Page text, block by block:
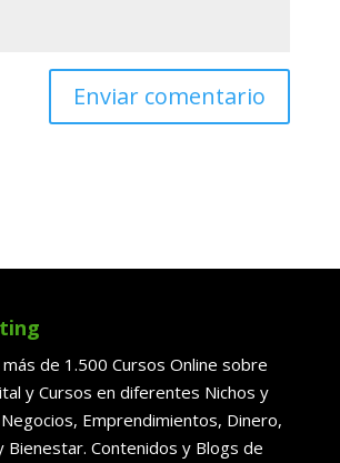
Enviar comentario
más de 1.500 Cursos Online sobre
y Cursos en diferentes Nichos y
Emprendimientos, Dinero,
Contenidos y Blogs de